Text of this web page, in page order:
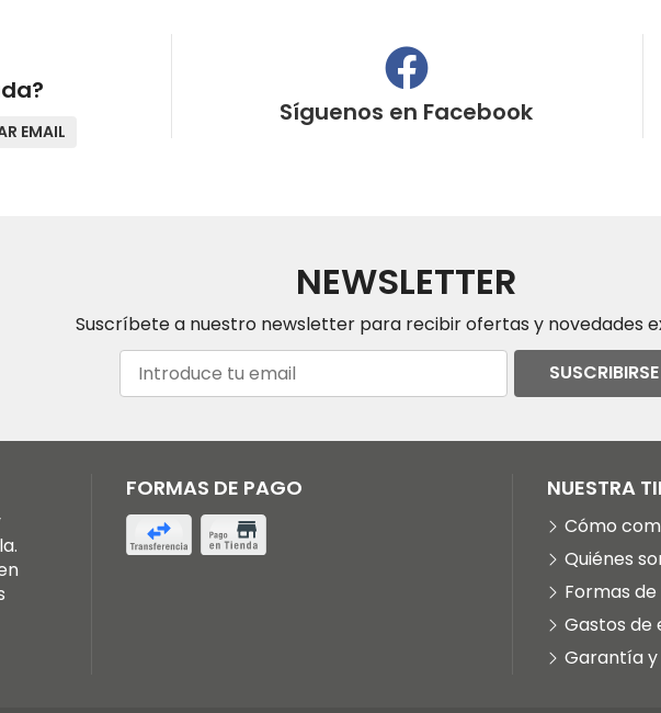
EMAIL
Síguenos en Facebook
NEWSLETTER
Suscríbete a nuestro newsletter para recibir ofertas y novedades
SUSCRIBIRSE
FORMAS DE PAGO NUESTRA
Cómo
Quiénes
Formas
Gastos de
Garantía y